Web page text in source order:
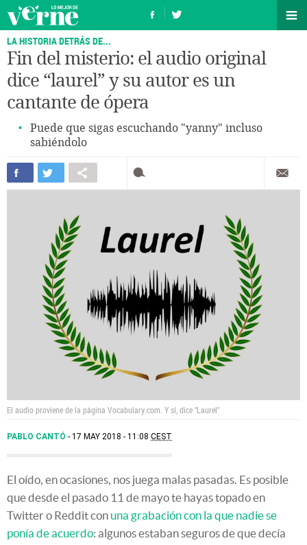
LA HISTORIA DETRÁS DE...
Fin del misterio: el audio original
dice “laurel” y su autor es un
cantante de ópera
Puede que sigas escuchando "yanny" incluso
sabiéndolo
El audio proviene de la página Vocabulary.com. Y sí, dice "Laurel"
PABLO CANTÓ 17 MAY 2018 - 11:08 CEST
El oído, en ocasiones, nos juega malas pasadas. Es posible
que desde el pasado 11 de mayo te hayas topado en
Twitter o Reddit con una grabación con la que nadie se
ponía de acuerdo: algunos estaban seguros de que decía